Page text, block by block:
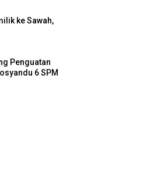
ke Sawah,
Penguatan
6 SPM